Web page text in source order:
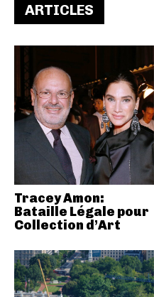
ARTICLES
Tracey Amon:
Bataille Légale pour
Collection d’Art